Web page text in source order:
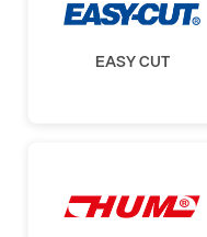
EASY CUT